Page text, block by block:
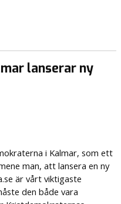
lanserar ny
i Kalmar, som ett
man, att lansera en ny
är vårt viktigaste
den både vara